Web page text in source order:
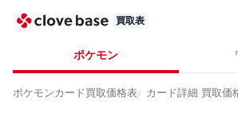
買取表
ポケモン
ポケモンカード買取価格表 カード詳細 買取価